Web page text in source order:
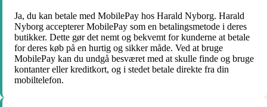
Ja, du kan betale med MobilePay hos Harald Nyborg. Harald
Nyborg accepterer MobilePay som en betalingsmetode i deres
butikker. Dette gør det nemt og bekvemt for kunderne at betale
for deres køb på en hurtig og sikker måde. Ved at bruge
MobilePay kan du undgå besværet med at skulle finde og bruge
kontanter eller kreditkort, og i stedet betale direkte fra din
mobiltelefon.